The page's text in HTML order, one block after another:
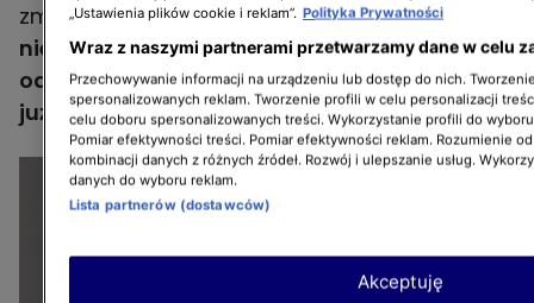
zmiany.Program pokazuje, że nawet
niewielkie kroki mogą przynieść dużą
odmianę. I że warto poprosić o pomoc, kiedy
już brakuje sił.
„Ustawienia plików cookie i reklam”. Polityka Prywatności
Wraz z naszymi partnerami przetwarzamy dane w celu
Przechowywanie informacji na urządzeniu lub dostęp do nich.
spersonalizowanych reklam. Tworzenie profili w celu personalizacji
celu doboru spersonalizowanych treści. Wykorzystanie profili do
Pomiar efektywności treści. Pomiar efektywności reklam. Rozumienie
kombinacji danych z różnych źródeł. Rozwój i ulepszanie usług.
danych do wyboru reklam.
Lista partnerów (dostawców)
Akceptuję